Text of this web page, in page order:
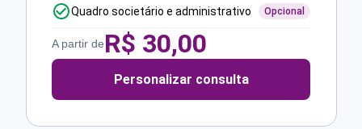
Quadro societário e administrativo Opcional
A partir deR$ 30,00
Personalizar consulta